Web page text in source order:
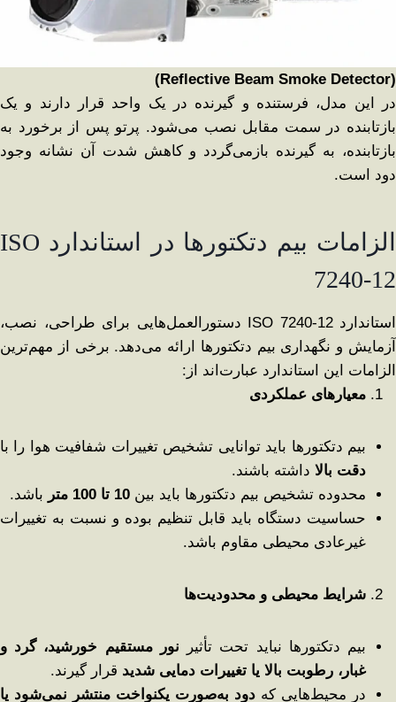
(Reflective Beam Smoke Detector)
در این مدل، فرستنده و گیرنده در یک واحد قرار دارند و یک
بازتابنده در سمت مقابل نصب می‌شود. پرتو پس از برخورد به
بازتابنده، به گیرنده بازمی‌گردد و کاهش شدت آن نشانه وجود
دود است.
الزامات بیم دتکتورها در استاندارد ISO
7240-12
استاندارد ISO 7240-12 دستورالعمل‌هایی برای طراحی، نصب،
آزمایش و نگهداری بیم دتکتورها ارائه می‌دهد. برخی از مهم‌ترین
الزامات این استاندارد عبارت‌اند از:
معیارهای عملکردی
بیم دتکتورها باید توانایی تشخیص تغییرات شفافیت هوا را با
دقت بالا داشته باشند.
محدوده تشخیص بیم دتکتورها باید بین 10 تا 100 متر
باشد.
حساسیت دستگاه باید قابل تنظیم بوده و نسبت به تغییرات
غیرعادی محیطی مقاوم باشد.
شرایط محیطی و محدودیت‌ها
بیم دتکتورها نباید تحت تأثیر نور مستقیم خورشید، گرد و
غبار، رطوبت بالا یا تغییرات دمایی شدید قرار گیرند.
در محیط‌هایی که دود به‌صورت یکنواخت منتشر نمی‌شود یا